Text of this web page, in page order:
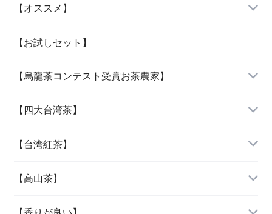
【オススメ】
「当店人気の四種」
「女性に人気の三種」
【お試しセット】
【烏龍茶コンテスト受賞お茶農家】
『阿里山烏龍茶』
『杉林溪烏龍茶』
『大禹嶺烏龍茶』
『梨山烏龍茶』
【四大台湾茶】
『木柵鉄観音』
『文山包種茶』
『凍頂烏龍茶』
【台湾紅茶】
『紅玉紅茶』
『蜜香紅茶』
【高山茶】
『阿里山烏龍茶』